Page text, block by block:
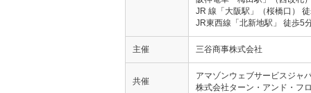
JR 線「大阪駅」（桜橋口）
JR東西線「北新地駅」 徒歩5
主催 三谷商事株式会社
共催
アマゾンウェブサービスジャ
株式会社ターン・アンド・フ